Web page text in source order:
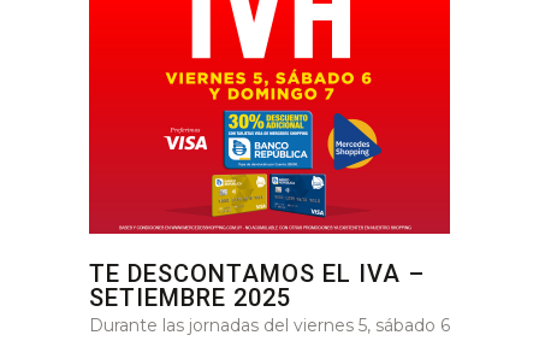
TE DESCONTAMOS EL IVA –
SETIEMBRE 2025
Durante las jornadas del viernes 5, sábado 6